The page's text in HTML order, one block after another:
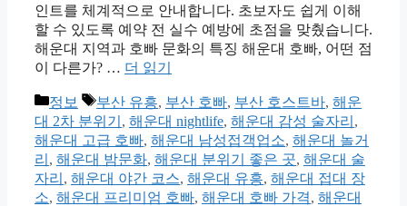
인트를 체계적으로 안내합니다. 초보자도 쉽게 이해
할 수 있도록 예약 전 실수 예방에 초점을 맞췄습니다.
해운대 지역과 호빠 문화의 특징 해운대 호빠, 어떤 점
이 다른가? … 더 읽기
카
테
고
리
정보
태
그
부산 유흥, 부산 호빠, 부산 호스트바, 해운
대 2차 분위기 , 해운대 nightlife, 해운대 감성 술자리 ,
해운대 고급 호빠, 해운대 남성접객업소, 해운대 놀거
리 , 해운대 밤문화, 해운대 분위기 좋은 곳, 해운대 술
자리 , 해운대 야간 코스, 해운대 유흥, 해운대 접대 장
소, 해운대 프리미엄 호빠, 해운대 호빠 가격, 해운대